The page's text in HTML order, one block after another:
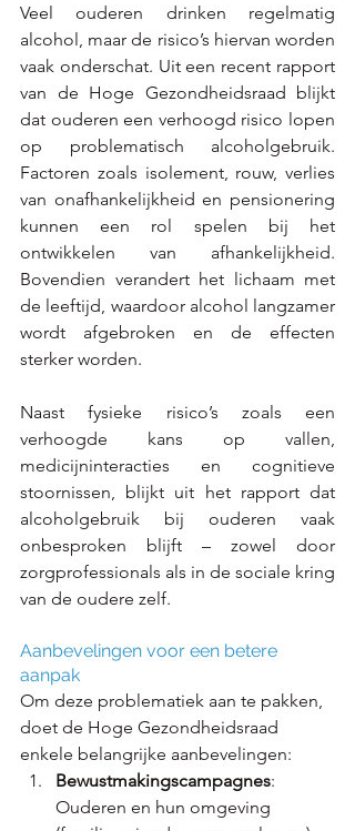
Veel ouderen drinken regelmatig
alcohol, maar de risico’s hiervan worden
vaak onderschat. Uit een recent rapport
van de Hoge Gezondheidsraad blijkt
dat ouderen een verhoogd risico lopen
op problematisch alcoholgebruik.
Factoren zoals isolement, rouw, verlies
van onafhankelijkheid en pensionering
kunnen een rol spelen bij het
ontwikkelen van afhankelijkheid.
Bovendien verandert het lichaam met
de leeftijd, waardoor alcohol langzamer
wordt afgebroken en de effecten
sterker worden.
Naast fysieke risico’s zoals een
verhoogde kans op vallen,
medicijninteracties en cognitieve
stoornissen, blijkt uit het rapport dat
alcoholgebruik bij ouderen vaak
onbesproken blijft – zowel door
zorgprofessionals als in de sociale kring
van de oudere zelf.
Aanbevelingen voor een betere
aanpak
Om deze problematiek aan te pakken,
doet de Hoge Gezondheidsraad
enkele belangrijke aanbevelingen:
Bewustmakingscampagnes:
Ouderen en hun omgeving